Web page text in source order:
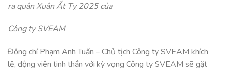
ra quân Xuân Ất Tỵ 2025 của
Công ty SVEAM
Đồng chí Phạm Anh Tuấn – Chủ tịch Công ty SVEAM khích
lệ, động viên tinh thần với kỳ vọng Công ty SVEAM sẽ gặt